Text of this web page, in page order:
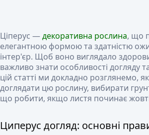
Ціперус —декоративна рослина, що
елегантною формою та здатністю
інтер'єр. Щоб воно виглядало
важливо знати особливості догляду
цій статті ми докладно розглянемо,
доглядати цю рослину, вибирати
що робити, якщо листя починає
Циперус догляд: основні